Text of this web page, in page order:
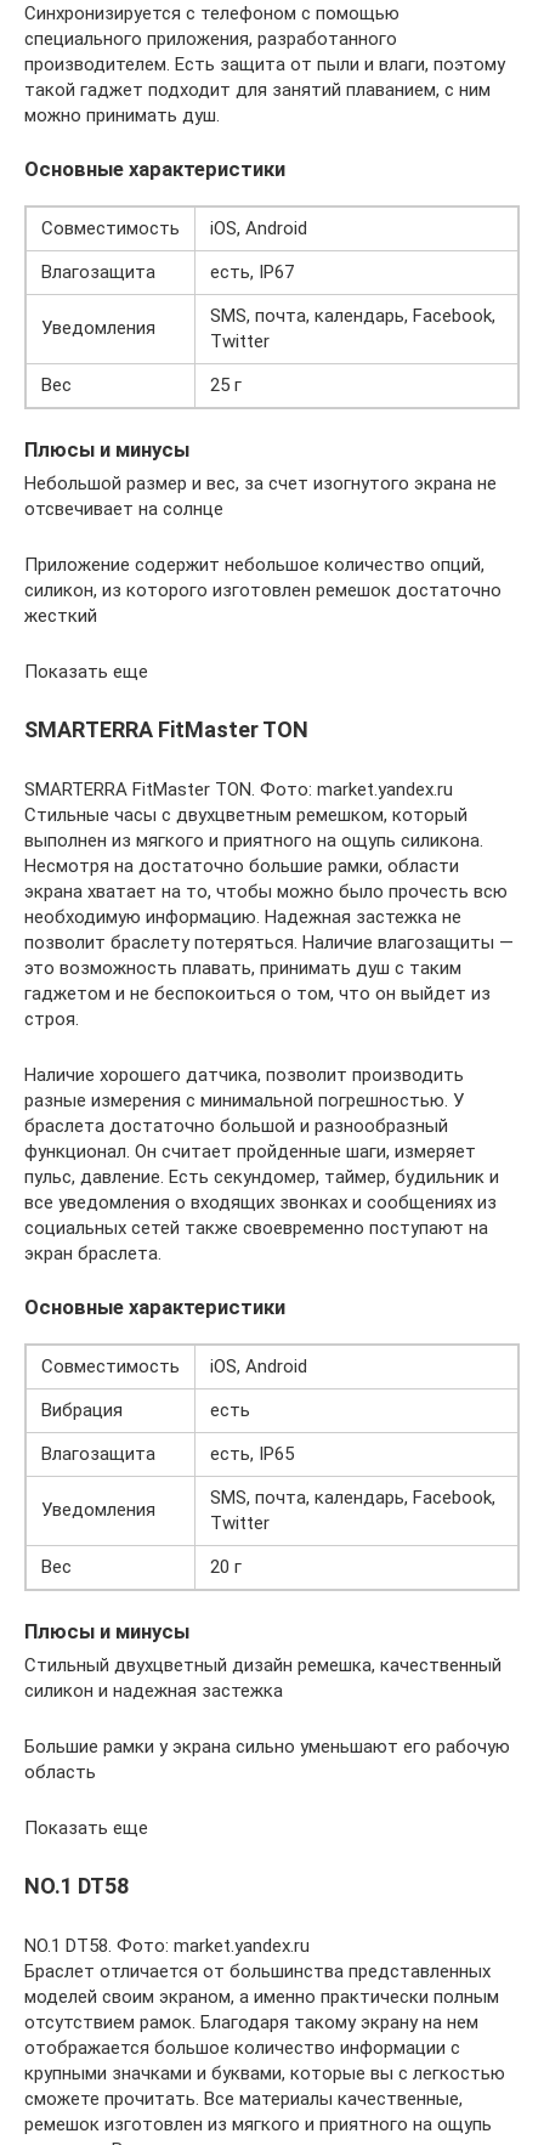
Синхронизируется с телефоном с помощью
специального приложения, разработанного
производителем. Есть защита от пыли и влаги, поэтому
такой гаджет подходит для занятий плаванием, с ним
можно принимать душ.
Основные характеристики
Совместимость
iOS, Android
Влагозащита
есть, IP67
Уведомления
SMS, почта, календарь, Facebook,
Twitter
Вес
25 г
Плюсы и минусы
Небольшой размер и вес, за счет изогнутого экрана не
отсвечивает на солнце
Приложение содержит небольшое количество опций,
силикон, из которого изготовлен ремешок достаточно
жесткий
Показать еще
SMARTERRA FitMaster TON
SMARTERRA FitMaster TON. Фото: market.yandex.ru
Стильные часы с двухцветным ремешком, который
выполнен из мягкого и приятного на ощупь силикона.
Несмотря на достаточно большие рамки, области
экрана хватает на то, чтобы можно было прочесть всю
необходимую информацию. Надежная застежка не
позволит браслету потеряться. Наличие влагозащиты —
это возможность плавать, принимать душ с таким
гаджетом и не беспокоиться о том, что он выйдет из
строя.
Наличие хорошего датчика, позволит производить
разные измерения с минимальной погрешностью. У
браслета достаточно большой и разнообразный
функционал. Он считает пройденные шаги, измеряет
пульс, давление. Есть секундомер, таймер, будильник и
все уведомления о входящих звонках и сообщениях из
социальных сетей также своевременно поступают на
экран браслета.
Основные характеристики
Совместимость
iOS, Android
Вибрация
есть
Влагозащита
есть, IP65
Уведомления
SMS, почта, календарь, Facebook,
Twitter
Вес
20 г
Плюсы и минусы
Стильный двухцветный дизайн ремешка, качественный
силикон и надежная застежка
Большие рамки у экрана сильно уменьшают его рабочую
область
Показать еще
NO.1 DT58
NO.1 DT58. Фото: market.yandex.ru
Браслет отличается от большинства представленных
моделей своим экраном, а именно практически полным
отсутствием рамок. Благодаря такому экрану на нем
отображается большое количество информации с
крупными значками и буквами, которые вы с легкостью
сможете прочитать. Все материалы качественные,
ремешок изготовлен из мягкого и приятного на ощупь